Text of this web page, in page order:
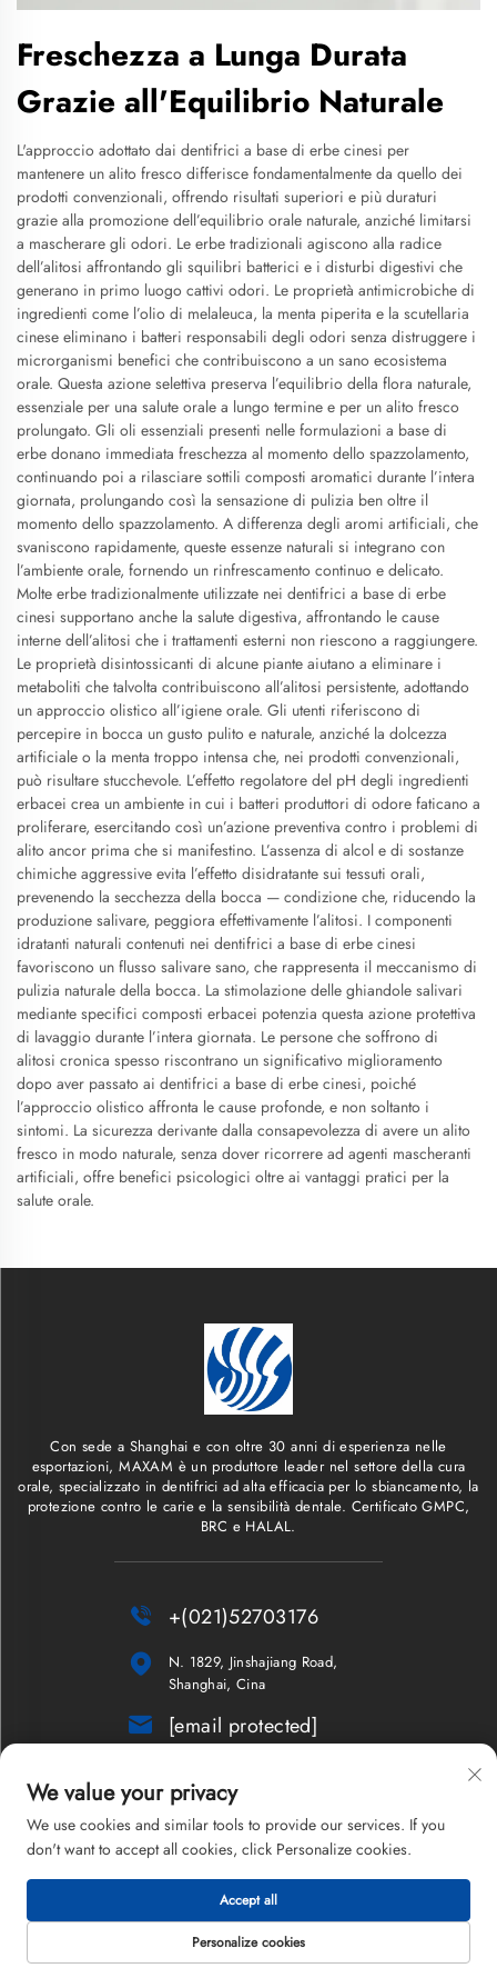
Freschezza a Lunga Durata
Grazie all'Equilibrio Naturale
L'approccio adottato dai dentifrici a base di erbe cinesi per
mantenere un alito fresco differisce fondamentalmente da quello dei
prodotti convenzionali, offrendo risultati superiori e più duraturi
grazie alla promozione dell’equilibrio orale naturale, anziché limitarsi
a mascherare gli odori. Le erbe tradizionali agiscono alla radice
dell’alitosi affrontando gli squilibri batterici e i disturbi digestivi che
generano in primo luogo cattivi odori. Le proprietà antimicrobiche di
ingredienti come l’olio di melaleuca, la menta piperita e la scutellaria
cinese eliminano i batteri responsabili degli odori senza distruggere i
microrganismi benefici che contribuiscono a un sano ecosistema
orale. Questa azione selettiva preserva l’equilibrio della flora naturale,
essenziale per una salute orale a lungo termine e per un alito fresco
prolungato. Gli oli essenziali presenti nelle formulazioni a base di
erbe donano immediata freschezza al momento dello spazzolamento,
continuando poi a rilasciare sottili composti aromatici durante l’intera
giornata, prolungando così la sensazione di pulizia ben oltre il
momento dello spazzolamento. A differenza degli aromi artificiali, che
svaniscono rapidamente, queste essenze naturali si integrano con
l’ambiente orale, fornendo un rinfrescamento continuo e delicato.
Molte erbe tradizionalmente utilizzate nei dentifrici a base di erbe
cinesi supportano anche la salute digestiva, affrontando le cause
interne dell’alitosi che i trattamenti esterni non riescono a raggiungere.
Le proprietà disintossicanti di alcune piante aiutano a eliminare i
metaboliti che talvolta contribuiscono all’alitosi persistente, adottando
un approccio olistico all’igiene orale. Gli utenti riferiscono di
percepire in bocca un gusto pulito e naturale, anziché la dolcezza
artificiale o la menta troppo intensa che, nei prodotti convenzionali,
può risultare stucchevole. L’effetto regolatore del pH degli ingredienti
erbacei crea un ambiente in cui i batteri produttori di odore faticano a
proliferare, esercitando così un’azione preventiva contro i problemi di
alito ancor prima che si manifestino. L’assenza di alcol e di sostanze
chimiche aggressive evita l’effetto disidratante sui tessuti orali,
prevenendo la secchezza della bocca — condizione che, riducendo la
produzione salivare, peggiora effettivamente l’alitosi. I componenti
idratanti naturali contenuti nei dentifrici a base di erbe cinesi
favoriscono un flusso salivare sano, che rappresenta il meccanismo di
pulizia naturale della bocca. La stimolazione delle ghiandole salivari
mediante specifici composti erbacei potenzia questa azione protettiva
di lavaggio durante l’intera giornata. Le persone che soffrono di
alitosi cronica spesso riscontrano un significativo miglioramento
dopo aver passato ai dentifrici a base di erbe cinesi, poiché
l’approccio olistico affronta le cause profonde, e non soltanto i
sintomi. La sicurezza derivante dalla consapevolezza di avere un alito
fresco in modo naturale, senza dover ricorrere ad agenti mascheranti
artificiali, offre benefici psicologici oltre ai vantaggi pratici per la
salute orale.
Con sede a Shanghai e con oltre 30 anni di esperienza nelle
esportazioni, MAXAM è un produttore leader nel settore della cura
orale, specializzato in dentifrici ad alta efficacia per lo sbiancamento, la
protezione contro le carie e la sensibilità dentale. Certificato GMPC,
BRC e HALAL.
 +(021)52703176

N. 1829, Jinshajiang Road,
Shanghai, Cina
 [email protected]
Newsletter
Copyright © 2026 Shanghai Maxam Company Limited. Tutti i diritti
riservati.
Informativa sulla privacy
We value your privacy
We use cookies and similar tools to provide our services. If you
don't want to accept all cookies, click Personalize cookies.
Personalize cookies
Accept all